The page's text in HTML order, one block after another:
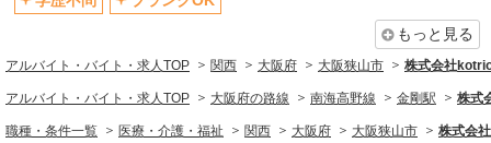
もっと見る
アルバイト・バイト・求人TOP 関西 大阪府 大阪狭山市 株式会社
アルバイト・バイト・求人TOP 大阪府の路線 南海高野線 金剛駅 株式
職種・条件一覧 医療・介護・福祉 関西 大阪府 大阪狭山市 株式会